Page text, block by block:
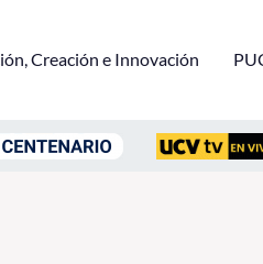
Creación e Innovación